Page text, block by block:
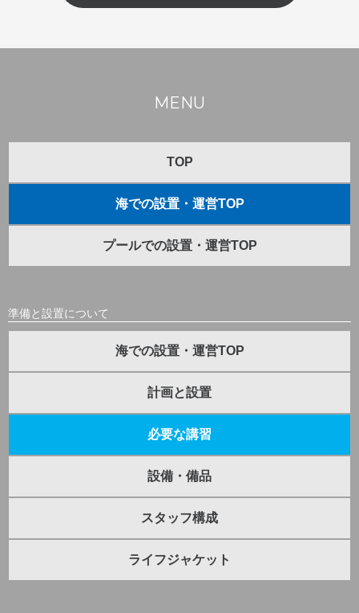
MENU
TOP
海での設置・運営TOP
プールでの設置・運営TOP
準備と設置について
海での設置・運営TOP
計画と設置
必要な講習
設備・備品
スタッフ構成
ライフジャケット